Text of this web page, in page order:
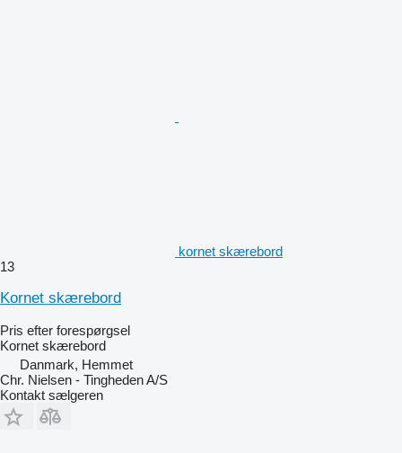
kornet skærebord
13
Kornet skærebord
Pris efter forespørgsel
Kornet skærebord
Danmark, Hemmet
Chr. Nielsen - Tingheden A/S
Kontakt sælgeren